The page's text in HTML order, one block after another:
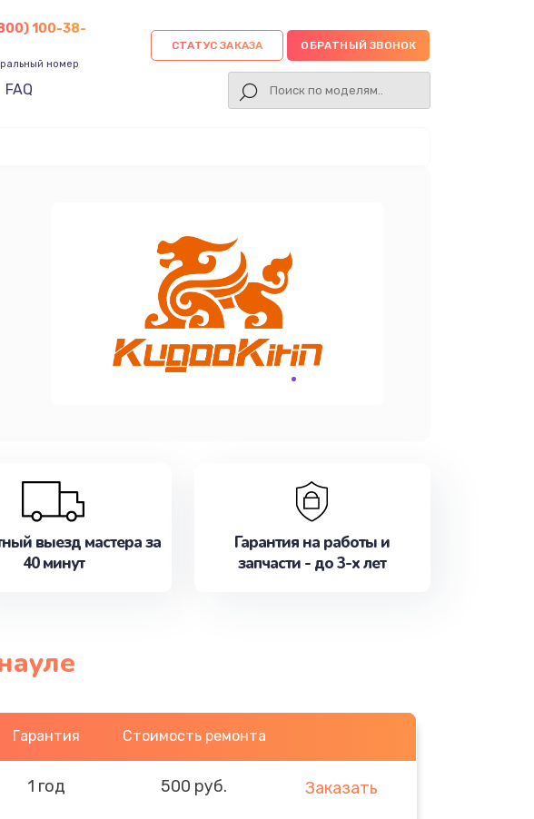
100-38-
номер
СТАТУС ЗАКАЗА ОБРАТНЫЙ ЗВОНОК
FAQ
выезд мастера за
40 минут
Гарантия на работы и
запчасти - до 3-х лет
Гарантия Стоимость ремонта
1 год 500 руб. Заказать